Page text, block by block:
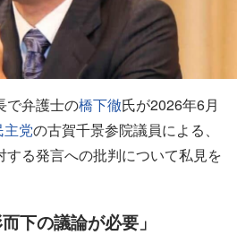
で弁護士の橋下徹氏が2026年6月
主党の古賀千景参院議員による、
する発言への批判について私見を
下の議論が必要」